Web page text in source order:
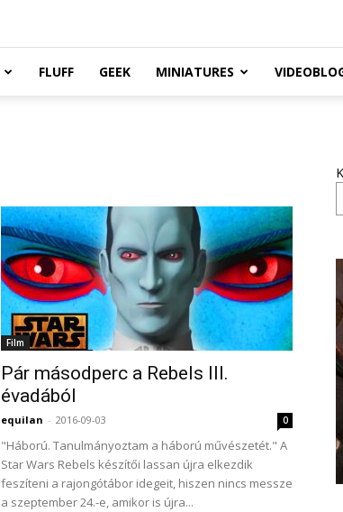
FLUFF GEEK MINIATURES
Film
Pár másodperc a Rebels III.
évadából
equilan - 2016-09-03 0
"Háború. Tanulmányoztam a háború művészetét." A
Star Wars Rebels készítői lassan újra elkezdik
feszíteni a rajongótábor idegeit, hiszen nincs messze
a szeptember 24.-e, amikor is újra...